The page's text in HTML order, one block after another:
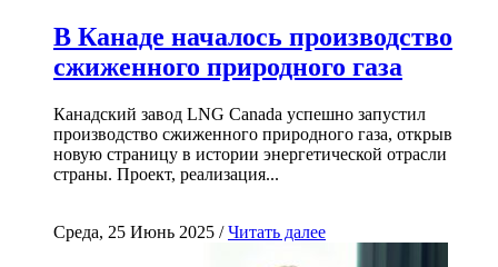
В Канаде началось производство
сжиженного природного газа
Канадский завод LNG Canada успешно запустил
производство сжиженного природного газа, открыв
новую страницу в истории энергетической отрасли
страны. Проект, реализация...
Среда, 25 Июнь 2025 /Читать далее